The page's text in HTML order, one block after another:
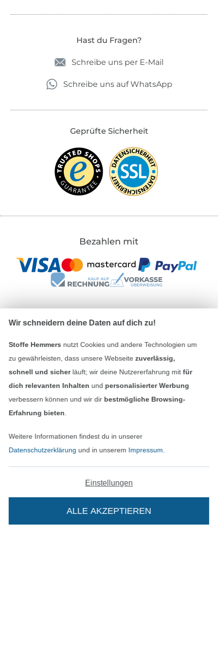
Hast du Fragen?
Schreibe uns per E-Mail
Schreibe uns auf WhatsApp
Geprüfte Sicherheit
Bezahlen mit
Unsere Versandpartner
AGB
Widerrufsrecht
Kontakt
In den deutschen Shop wechseln (aktuell
Wir schneidern deine Daten auf dich zu!
Stoffe Hemmers nutzt Cookies und andere Technologien um
zu gewährleisten, dass unsere Webseite zuverlässig,
schnell und sicherläuft; wir deine Nutzererfahrung mitfür
dich relevanten Inhalten und personalisierter Werbung
verbessern können und wir dir bestmögliche Browsing-
Erfahrung bieten
Weitere Informationen findest du in unserer
Datenschutzerklärung und in unserem Impressum
Einstellungen
ALLE AKZEPTIEREN